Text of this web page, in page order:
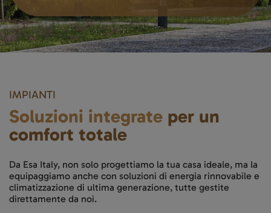
IMPIANTI
Soluzioni integrate per un
comfort totale
Da Esa Italy, non solo progettiamo la tua casa ideale, ma la
equipaggiamo anche con soluzioni di energia rinnovabile e
climatizzazione di ultima generazione, tutte gestite
direttamente da noi.